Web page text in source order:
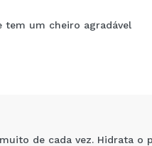
foto
isso...
tem um cheiro agradável
de cada vez. Hidrata